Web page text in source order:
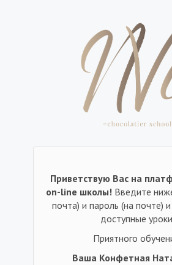
Приветствую Вас на
on-line школы! Введите
почта) и пароль (на почте)
доступные
Приятного
Ваша Конфетная